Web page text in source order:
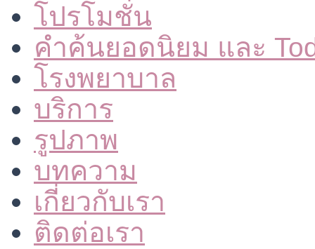
โปรโมชั่น
คำค้นยอดนิยม และ
โรงพยาบาล
บริการ
รูปภาพ
บทความ
เกี่ยวกับเรา
ติดต่อเรา